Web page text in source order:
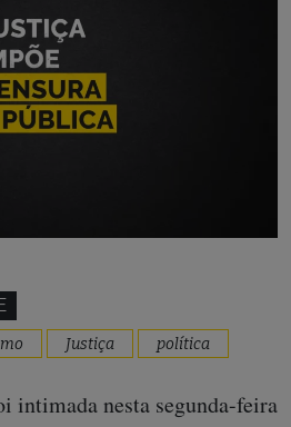
Justiça política
intimada nesta segunda-feira